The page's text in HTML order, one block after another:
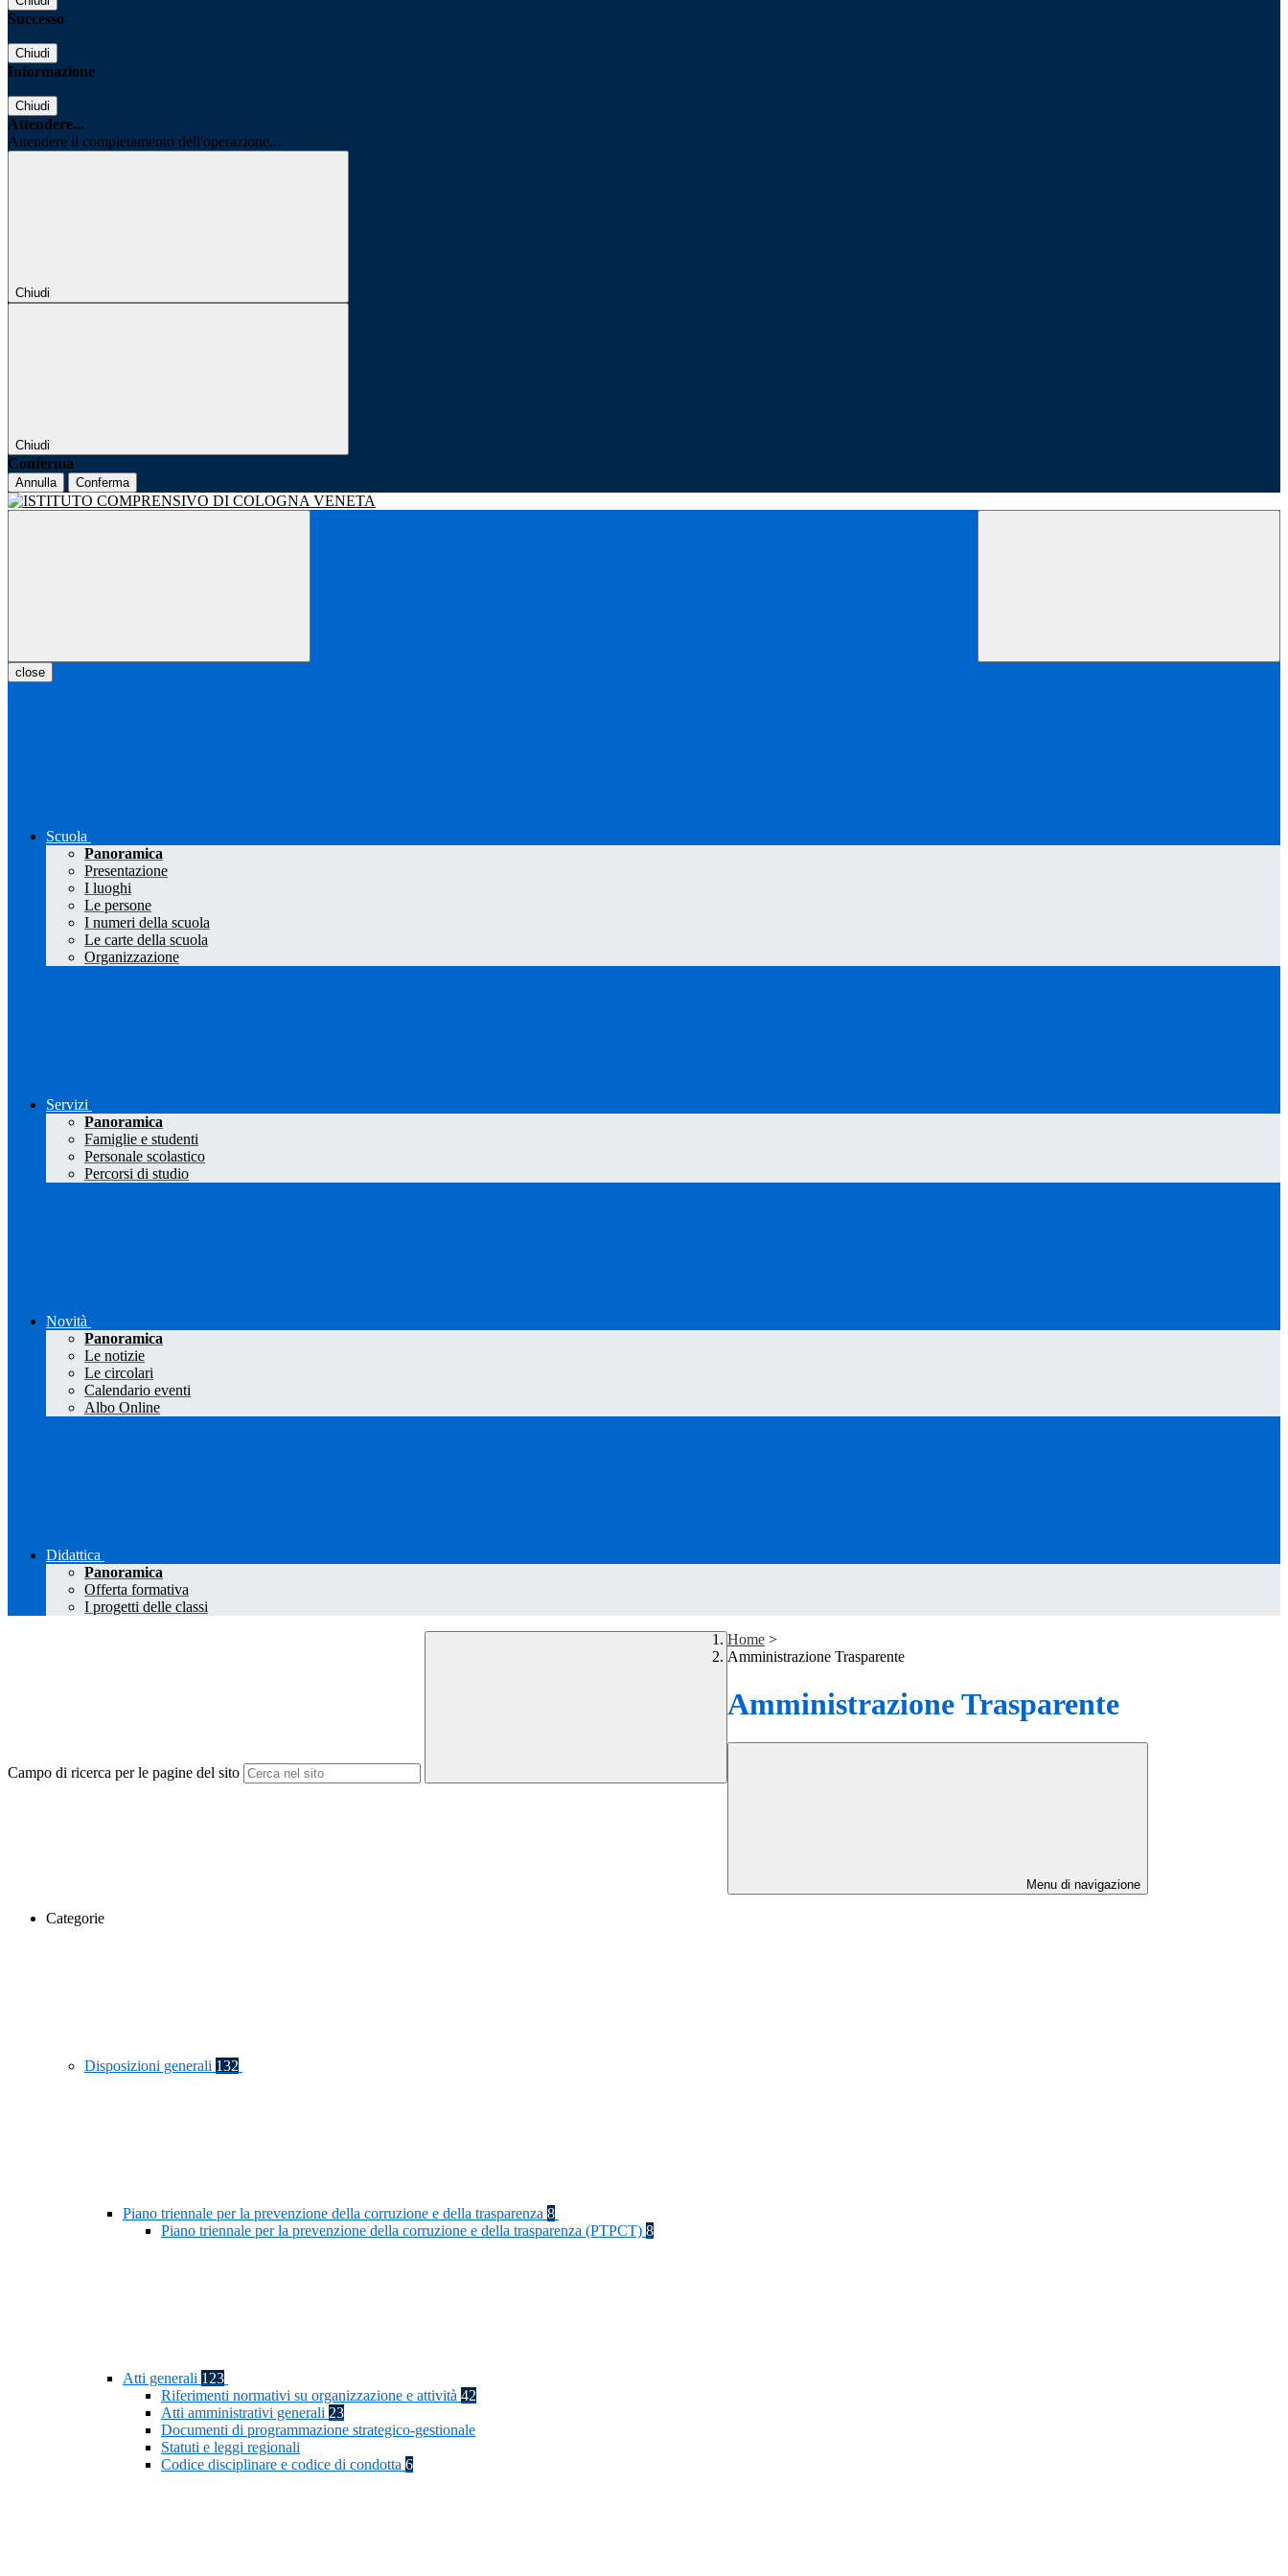
Successo
Chiudi
Informazione
Chiudi
Attendere...
Attendere il completamento dell'operazione...
Chiudi
Chiudi
Conferma
Annulla Conferma
close
Scuola
Panoramica
Presentazione
I luoghi
Le persone
I numeri della scuola
Le carte della scuola
Organizzazione
Servizi
Panoramica
Famiglie e studenti
Personale scolastico
Percorsi di studio
Novità
Panoramica
Le notizie
Le circolari
Calendario eventi
Albo Online
Didattica
Panoramica
Offerta formativa
I progetti delle classi
Campo di ricerca per le pagine del sito
Home >
Amministrazione Trasparente
Amministrazione Trasparente
Menu di navigazione
Categorie
Disposizioni generali 132
Piano triennale per la prevenzione della corruzione e della trasparenza 8
Piano triennale per la prevenzione della corruzione e della trasparenza (PTPCT) 8
Atti generali 123
Riferimenti normativi su organizzazione e attività 42
Atti amministrativi generali 23
Documenti di programmazione strategico-gestionale
Statuti e leggi regionali
Codice disciplinare e codice di condotta 6